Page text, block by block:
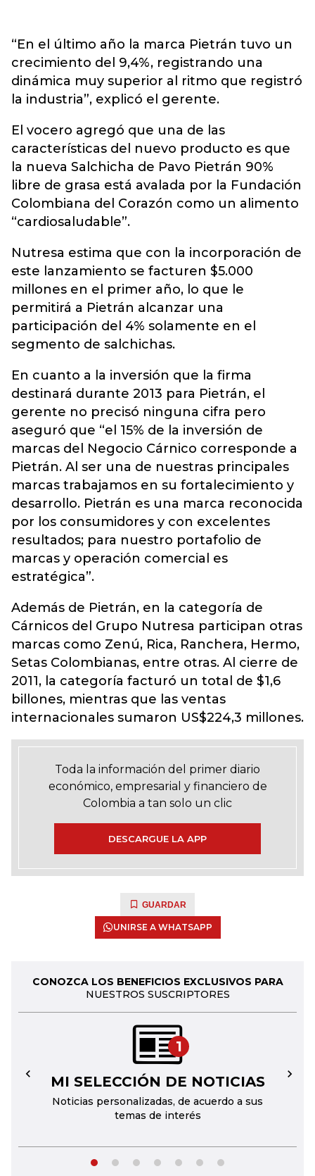
“En el último año la marca Pietrán tuvo un
crecimiento del 9,4%, registrando una
dinámica muy superior al ritmo que registró
la industria”, explicó el gerente.
El vocero agregó que una de las
características del nuevo producto es que
la nueva Salchicha de Pavo Pietrán 90%
libre de grasa está avalada por la Fundación
Colombiana del Corazón como un alimento
“cardiosaludable”.
Nutresa estima que con la incorporación de
este lanzamiento se facturen $5.000
millones en el primer año, lo que le
permitirá a Pietrán alcanzar una
participación del 4% solamente en el
segmento de salchichas.
En cuanto a la inversión que la firma
destinará durante 2013 para Pietrán, el
gerente no precisó ninguna cifra pero
aseguró que “el 15% de la inversión de
marcas del Negocio Cárnico corresponde a
Pietrán. Al ser una de nuestras principales
marcas trabajamos en su fortalecimiento y
desarrollo. Pietrán es una marca reconocida
por los consumidores y con excelentes
resultados; para nuestro portafolio de
marcas y operación comercial es
estratégica”.
Además de Pietrán, en la categoría de
Cárnicos del Grupo Nutresa participan otras
marcas como Zenú, Rica, Ranchera, Hermo,
Setas Colombianas, entre otras. Al cierre de
2011, la categoría facturó un total de $1,6
billones, mientras que las ventas
internacionales sumaron US$224,3 millones.
Toda la información del primer diario
económico, empresarial y financiero de
Colombia a tan solo un clic
DESCARGUE LA APP
GUARDAR
UNIRSE A WHATSAPP
CONOZCA LOS BENEFICIOS EXCLUSIVOS PARA
NUESTROS SUSCRIPTORES
1
MI SELECCIÓN DE NOTICIAS
Noticias personalizadas, de acuerdo a sus
temas de interés
← →